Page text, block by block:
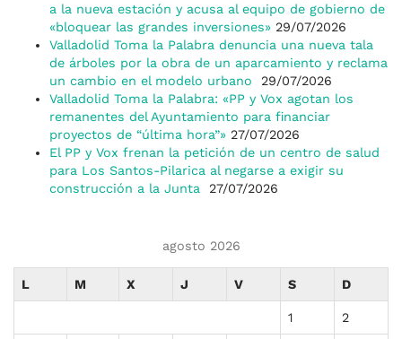
a la nueva estación y acusa al equipo de gobierno de
«bloquear las grandes inversiones» 29/07/2026
Valladolid Toma la Palabra denuncia una nueva tala
de árboles por la obra de un aparcamiento y reclama
un cambio en el modelo urbano
29/07/2026
Valladolid Toma la Palabra: «PP y Vox agotan los
remanentes del Ayuntamiento para financiar
proyectos de “última hora”» 27/07/2026
El PP y Vox frenan la petición de un centro de salud
para Los Santos-Pilarica al negarse a exigir su
construcción a la Junta
27/07/2026
agosto 2026
L M X J V S D
1 2